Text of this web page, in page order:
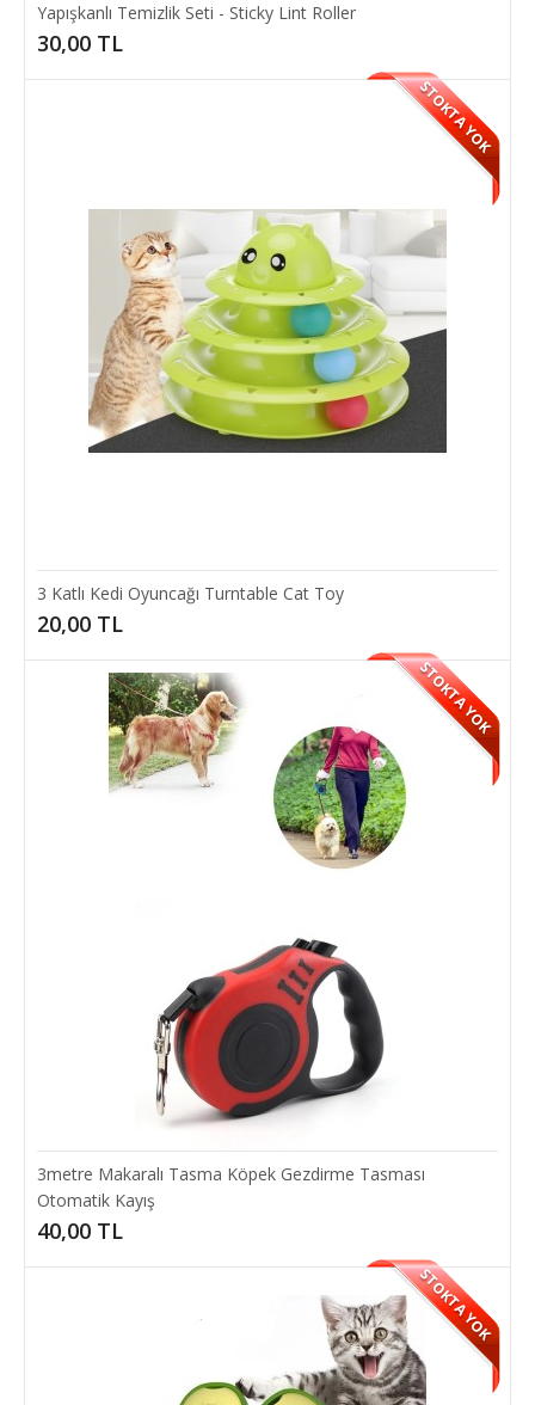
Yapışkanlı Temizlik Seti - Sticky Lint Roller
Artık kıl-tüy temizliği, Sticky lint roller Özel Yapışkanlı Temizleme Seti
SEPETE EKLE
3 Katlı Kedi Oyuncağı Turntable Cat Toy
Evcil dostlarınızın eğlenceli zaman geçirebilmeleri için tasarlanmış 3
SEPETE EKLE
Yapışkanlı Temizlik Seti - Sticky Lint Roller
30,00 TL
3 Katlı Kedi Oyuncağı Turntable Cat Toy
STOKTA YOK
20,00 TL
3metre Makaralı Tasma Köpek Gezdirme Tasması
Otomatik Kayış
STOKTA YOK
40,00 TL
STOKTA YOK